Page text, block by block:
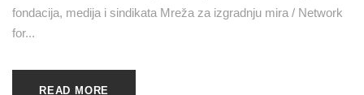
fondacija, medija i sindikata Mreža za izgradnju mira / Network
for...
READ MORE